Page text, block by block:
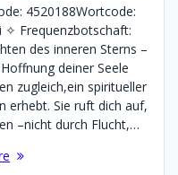
4520188Wortcode:
✧ Frequenzbotschaft:
des inneren Sterns –
deiner Seele
zugleich,ein spiritueller
erhebt. Sie ruft dich auf,
–nicht durch Flucht,…